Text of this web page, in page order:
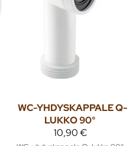
WC-YHDYSKAPPALE Q-
LUKKO 90°
10,90 €